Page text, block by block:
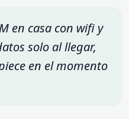
en casa con wifi y
solo al llegar,
en el momento